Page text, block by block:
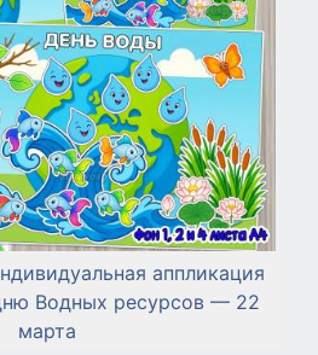
аппликация
Водных ресурсов — 22
марта